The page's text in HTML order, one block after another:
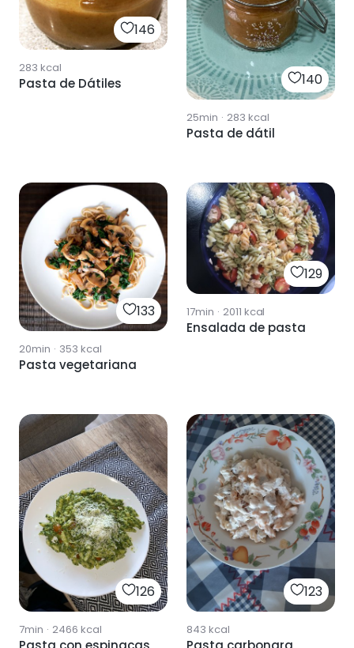
146
283 kcal
Pasta de Dátiles 140
25min · 283 kcal
Pasta de dátil
133
20min · 353 kcal
Pasta vegetariana
129
17min · 2011 kcal
Ensalada de pasta
126
7min · 2466 kcal
123
843 kcal